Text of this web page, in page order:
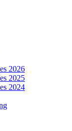
2026
2025
2024